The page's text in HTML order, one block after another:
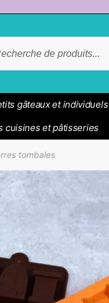
gâteaux et individuels
cuisines et pâtisseries
tombales